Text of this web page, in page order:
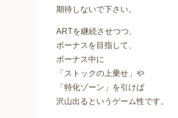
期待しないで下さい。
ARTを継続させつつ、
ボーナスを目指して、
ボーナス中に
「ストックの上乗せ」や
「特化ゾーン」を引けば
沢山出るというゲーム性です。